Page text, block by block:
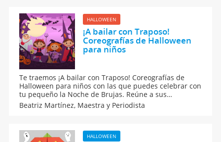
HALLOWEEN
¡A bailar con Traposo!
Coreografías de Halloween
para niños
Te traemos ¡A bailar con Traposo! Coreografías de
Halloween para niños con las que puedes celebrar con
tu pequeño la Noche de Brujas. Reúne a sus
amiguitos, disfrácense y dejen que el Oso Traposo les
marque los pasos de baile a seguir, nada como
dicho!
Beatriz Martínez, Maestra y Periodista
HALLOWEEN